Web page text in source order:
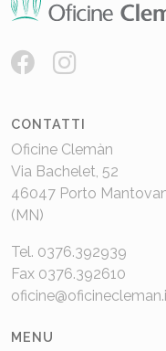
CONTATTI
Oficine Clemàn
Via Bachelet, 52
46047 Porto
(MN)
Tel. 0376.392939
Fax 0376.392610
MENU